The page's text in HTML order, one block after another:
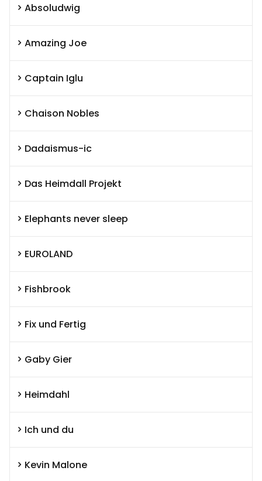
Absoludwig
Amazing Joe
Captain Iglu
Chaison Nobles
Dadaismus-ic
Das Heimdall Projekt
Elephants never sleep
EUROLAND
Fishbrook
Fix und Fertig
Gaby Gier
Heimdahl
Ich und du
Kevin Malone